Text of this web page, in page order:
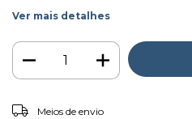
Ver mais detalhes
Entregas para o CEP:
Meios de envio